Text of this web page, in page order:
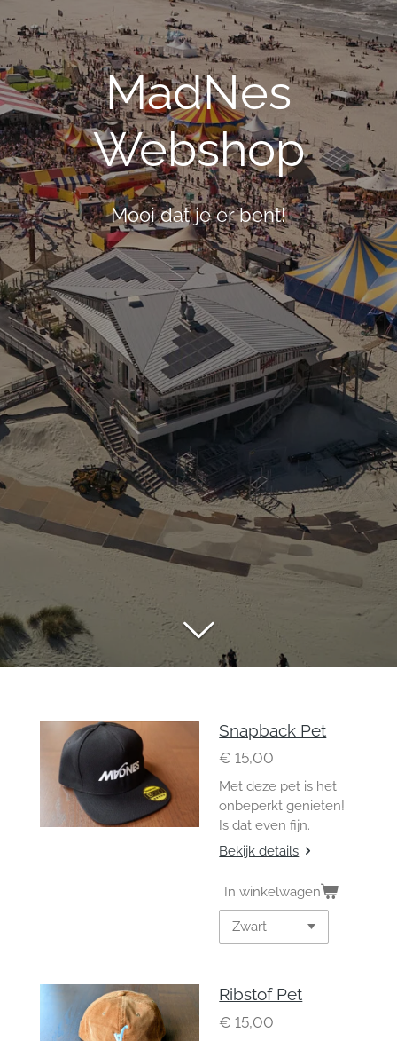
MadNes
Webshop
Mooi dat je er bent!
Snapback Pet
€ 15,00
Met deze pet is het
onbeperkt genieten!
Is dat even fijn.
Bekijk details
In winkelwagen
Ribstof Pet
€ 15,00